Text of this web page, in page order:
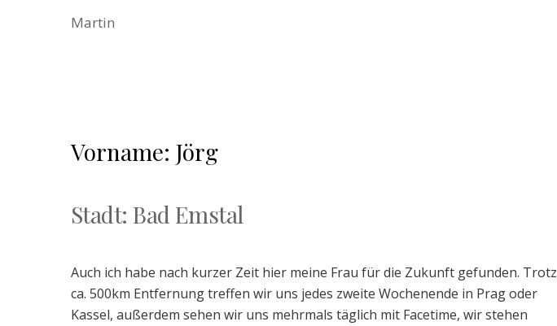
Martin
Vorname: Jörg
Stadt: Bad Emstal
Auch ich habe nach kurzer Zeit hier meine Frau für die Zukunft gefunden. Trotz
ca. 500km Entfernung treffen wir uns jedes zweite Wochenende in Prag oder
Kassel, außerdem sehen wir uns mehrmals täglich mit Facetime, wir stehen